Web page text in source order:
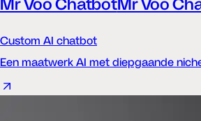
Mr Voo ChatbotMr Voo
Custom AI chatbot
Een maatwerk AI met diepgaande